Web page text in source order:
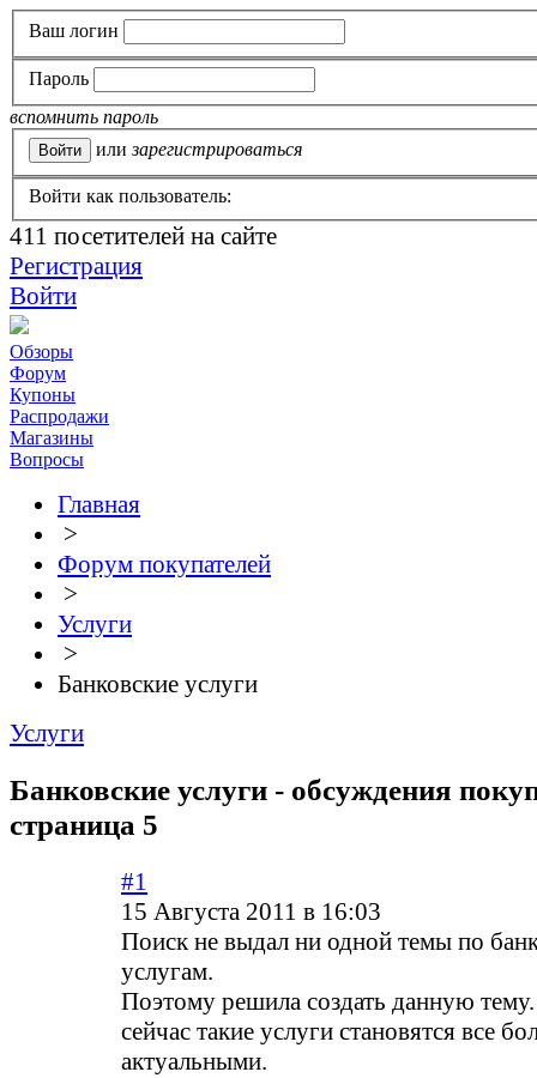
Ваш логин
Пароль
вспомнить пароль
или зарегистрироваться
Войти как пользователь:
411 посетителей на сайте
Регистрация
Войти
Обзоры
Форум
Купоны
Распродажи
Магазины
Вопросы
Главная
>
Форум покупателей
>
Услуги
>
Банковские услуги
Услуги
Банковские услуги - обсуждения
страница 5
#1
15 Августа 2011 в 16:03
Поиск не выдал ни одной темы по
услугам.
Поэтому решила создать данную
сейчас такие услуги становятся все
актуальными.